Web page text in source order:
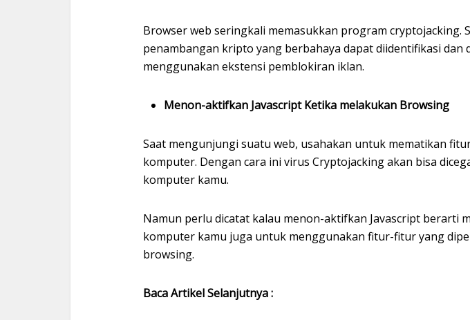
Browser web seringkali memasukkan program cryptojacking.
penambangan kripto yang berbahaya dapat diidentifikasi dan
menggunakan ekstensi pemblokiran iklan.
Menon-aktifkan Javascript Ketika melakukan Browsing
Saat mengunjungi suatu web, usahakan untuk mematikan
komputer. Dengan cara ini virus Cryptojacking akan bisa
komputer kamu.
Namun perlu dicatat kalau menon-aktifkan Javascript berarti
komputer kamu juga untuk menggunakan fitur-fitur yang
browsing.
Baca Artikel Selanjutnya :